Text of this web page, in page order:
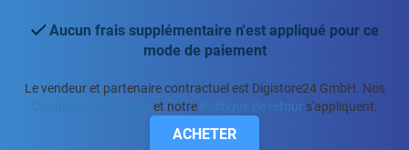
Aucun frais supplémentaire n'est appliqué pour ce
mode de paiement
Le vendeur et partenaire contractuel est Digistore24 GmbH. Nos
et notre Politique de retour s'appliquent.
ACHETER